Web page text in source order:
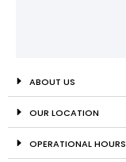
ABOUT US
OUR LOCATION
OPERATIONAL HOURS